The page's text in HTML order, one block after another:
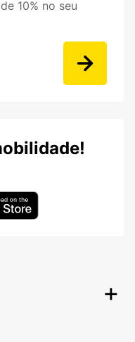
10% no seu